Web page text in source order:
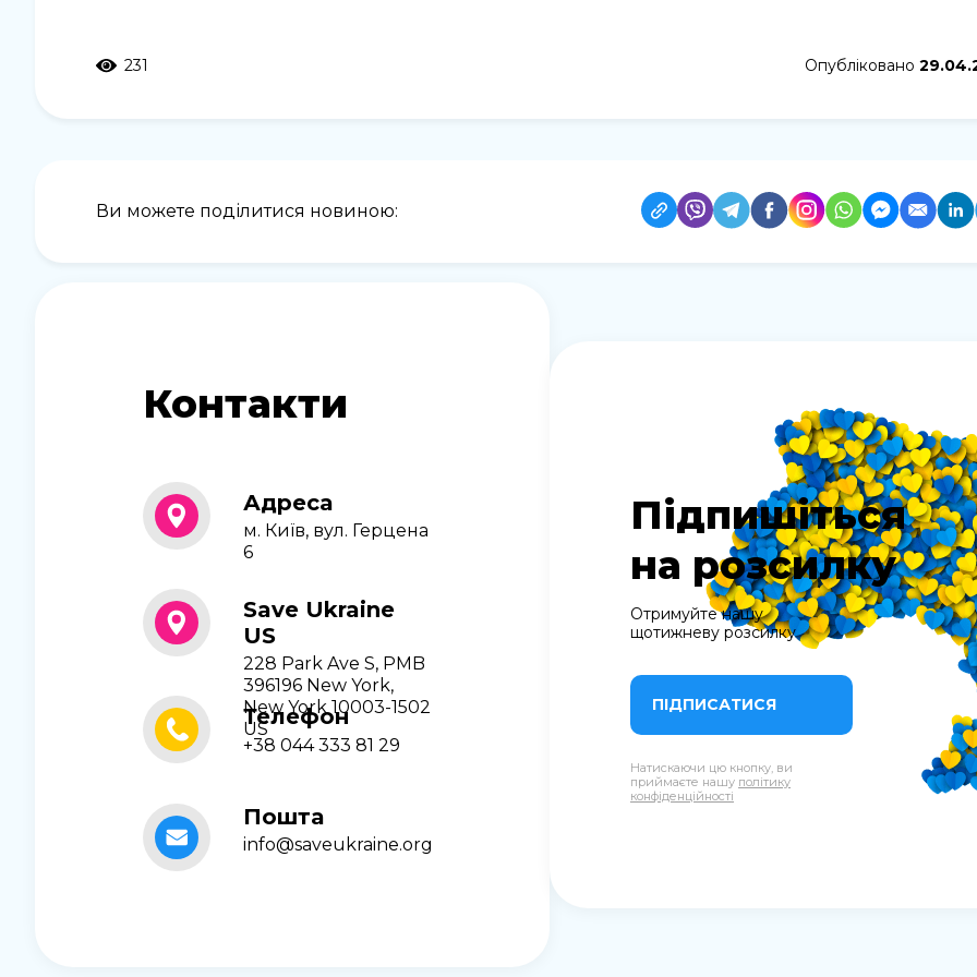
231 Опубліковано
Ви можете поділитися новиною:
Контакти
Адреса
м. Київ, вул. Герцена
6
Save Ukraine
US
228 Park Ave S, PMB
396196 New York,
New York 10003-1502
US
Телефон
+38 044 333 81 29
Пошта
info@saveukraine.org
Підпишіться
на розсилку
Отримуйте нашу
щотижневу розсилку
ПІДПИСАТИСЯ
Натискаючи цю кнопку, ви
приймаєте нашу політику
конфіденційності